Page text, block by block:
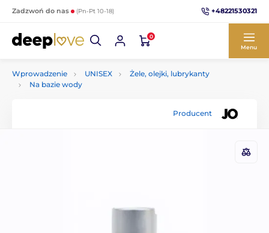
Zadzwoń do nas (Pn-Pt 10-18) +48221530321
0
Menu
Wprowadzenie UNISEX
Żele, olejki, lubrykanty
Na bazie wody
Producent